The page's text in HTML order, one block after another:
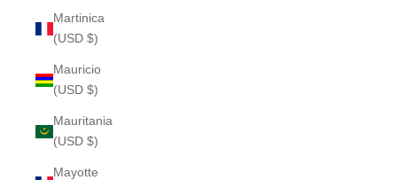
Martinica
(USD $)
Mauricio
(USD $)
Mauritania
(USD $)
Mayotte